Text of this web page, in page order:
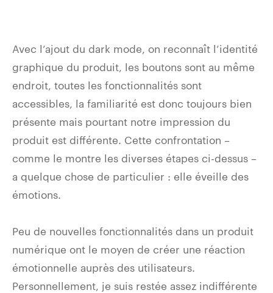
Avec l’ajout du dark mode, on reconnaît l’identité
graphique du produit, les boutons sont au même
endroit, toutes les fonctionnalités sont
accessibles, la familiarité est donc toujours bien
présente mais pourtant notre impression du
produit est différente. Cette confrontation –
comme le montre les diverses étapes ci-dessus –
a quelque chose de particulier : elle éveille des
émotions.
Peu de nouvelles fonctionnalités dans un produit
numérique ont le moyen de créer une réaction
émotionnelle auprès des utilisateurs.
Personnellement, je suis restée assez indifférente